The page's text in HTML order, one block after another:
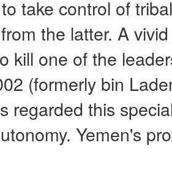
take control of
the latter. A
kill one of the
(formerly bin
regarded this
Yemen's